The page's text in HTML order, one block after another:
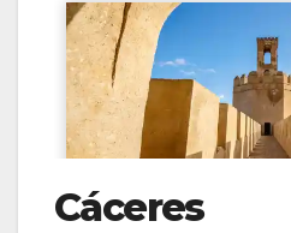
Cáceres